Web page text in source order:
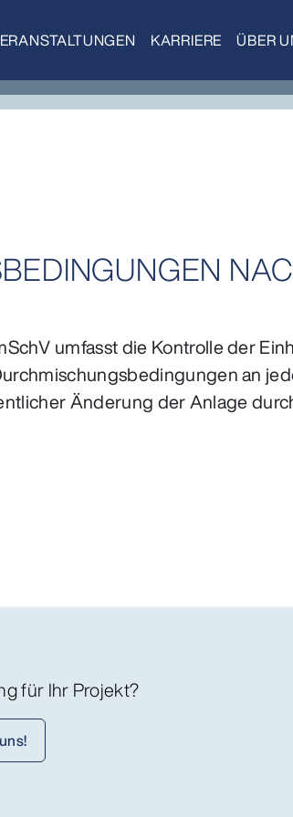
KARRIERE ÜBER
umfasst die Kontrolle der
an
Änderung der Anlage
für Ihr Projekt?